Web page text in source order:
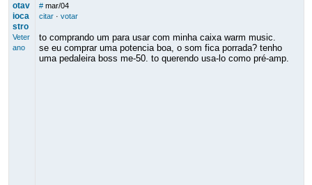
otav
ioca
stro
Veter
ano
# mar/04
citar· votar
to comprando um para usar com minha caixa warm music.
se eu comprar uma potencia boa, o som fica porrada? tenho
uma pedaleira boss me-50. to querendo usa-lo como pré-amp.